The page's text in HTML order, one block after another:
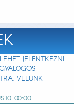
JELENTKEZNI
VELÜNK
10. 00:00